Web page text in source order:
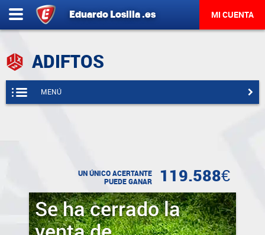
Eduardo Losilla.es MI CUENTA
ADIFTOS
MENÚ
UN ÚNICO ACERTANTE
PUEDE GANAR
119.588€
Se ha cerrado la